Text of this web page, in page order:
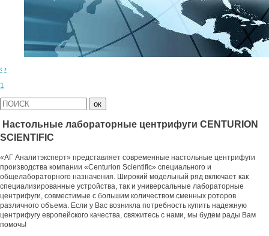
‹ ›
1
Настольные лабораторные центрифуги CENTURION
SCIENTIFIC
«АГ Аналитэксперт» представляет современные настольные центрифуги
производства компании «Centurion Scientific» специального и
общелабораторного назначения. Широкий модельный ряд включает как
специализированные устройства, так и универсальные лабораторные
центрифуги, совместимые с большим количеством сменных роторов
различного объема. Если у Вас возникла потребность купить надежную
центрифугу европейского качества, свяжитесь с нами, мы будем рады Вам
помочь!